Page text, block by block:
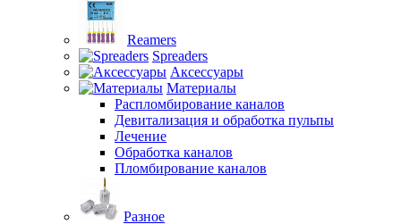
Reamers
Spreaders
Аксессуары
Материалы
Распломбирование каналов
Девитализация и обработка пульпы
Лечение
Обработка каналов
Пломбирование каналов
Разное